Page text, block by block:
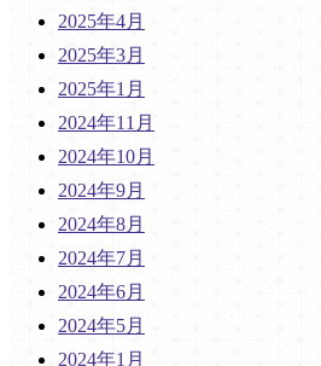
2025年4月
2025年3月
2025年1月
2024年11月
2024年10月
2024年9月
2024年8月
2024年7月
2024年6月
2024年5月
2024年1月